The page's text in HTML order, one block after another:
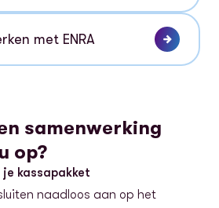
met ENRA
samenwerking
op?
kassapakket
naadloos aan op het